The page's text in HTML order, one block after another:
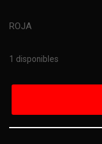
ROJA
1 disponibles